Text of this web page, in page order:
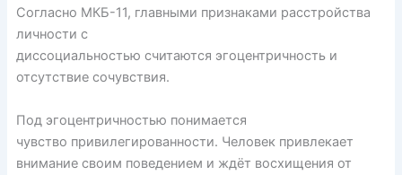
Согласно МКБ-11, главными признаками расстройства
личности с
диссоциальностью считаются эгоцентричность и
отсутствие сочувствия.
Под эгоцентричностью понимается
чувство привилегированности. Человек привлекает
внимание своим поведением и ждёт восхищения от